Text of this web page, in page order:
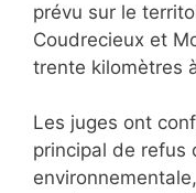
prévu sur le
Coudrecieux et
trente kilomètres
Les juges ont
principal de refus